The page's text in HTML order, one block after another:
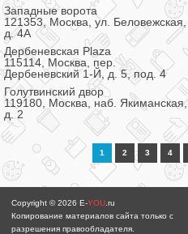
Западные ворота
121353, Москва, ул. Беловежская,
д. 4А
Дербеневская Plaza
115114, Москва, пер.
Дербеневский 1-Й, д. 5, под. 4
Голутвинский двор
119180, Москва, наб. Якиманская,
д. 2
1 2 3 4
Copyright © 2026 E-YOU .ru
Копирование материалов сайта только с
разрешения правообладателя.